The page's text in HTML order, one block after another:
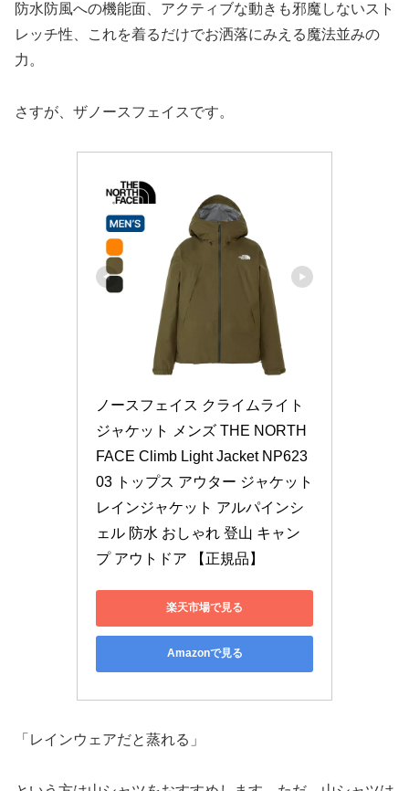
防水防風への機能面、アクティブな動きも邪魔しないスト
レッチ性、これを着るだけでお洒落にみえる魔法並みの
力。
さすが、ザノースフェイスです。
ノースフェイス クライムライト
ジャケット メンズ THE NORTH
FACE Climb Light Jacket NP623
03 トップス アウター ジャケット
レインジャケット アルパインシ
ェル 防水 おしゃれ 登山 キャン
プ アウトドア 【正規品】
楽天市場で見る
Amazonで見る
「レインウェアだと蒸れる」